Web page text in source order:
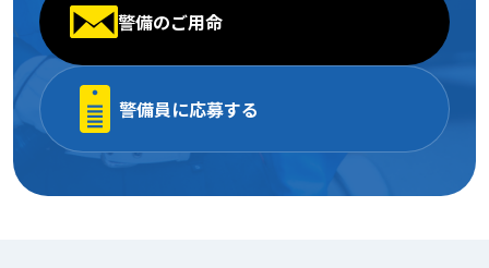
警備のご用命
警備員に応募する